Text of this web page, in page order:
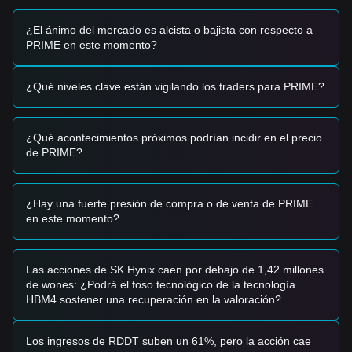
•Staking en el ecosistema:Los cambios en los
rendimientos de staking del ecosistema de Echelon y en los
niveles de participación en la gobernanza están influyendo
Señales de trading
Con base en la estructura técnica actual y el impulso del
referencia:
Zona potencial de compra
muestra un rebote claro o una vela de reversión alcista,
podría formarse una oportunidad de compra a corto plazo.
• Si el precio rompe por encima de
• Si el precio de PRIME cae por debajo del nivel de $7.50
(soporte secundario), el mercado podría entrar en una fase
de corrección más profunda con objetivos en niveles macro
más bajos.
Estrategia de compra
¿El ánimo del mercado es alcista o bajista con respecto a
PRIME en este momento?
¿Qué niveles clave están vigilando los traders para PRIME?
¿Qué acontecimientos próximos podrían incidir en el precio
de PRIME?
¿Hay una fuerte presión de compra o de venta de PRIME
en este momento?
Las acciones de SK Hynix caen por debajo de 1,42 millones
de wones: ¿Podrá el foso tecnológico de la tecnología
HBM4 sostener una recuperación en la valoración?
Los ingresos de RDDT suben un 61%, pero la acción cae